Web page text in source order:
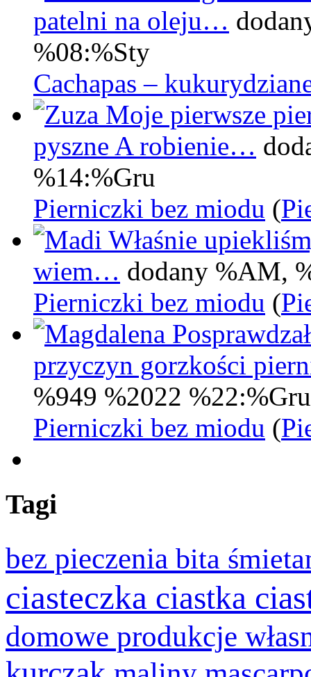
patelni na oleju…
%08:%Sty
Cachapas –
Moje pierwsze
pyszne A robienie…
%14:%Gru
Pierniczki bez miodu (
Właśnie
wiem… dodany %AM,
Pierniczki bez miodu (
przyczyn gorzkości
%949 %2022 %22:%Gru
Pierniczki bez miodu (
Tagi
bez pieczenia bita
ciasteczka ciastka
domowe produkcje